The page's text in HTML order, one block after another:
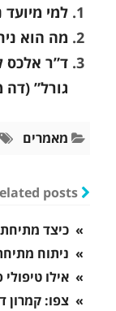
למי
מה הוא
ד”ר אלכס
גורל”
מאמרים
» כיצד
» ניתוח
» אילו טיפולי
» צפו: קמרון